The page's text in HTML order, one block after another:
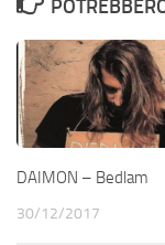
DAIMON – Bedlam
30/12/2017